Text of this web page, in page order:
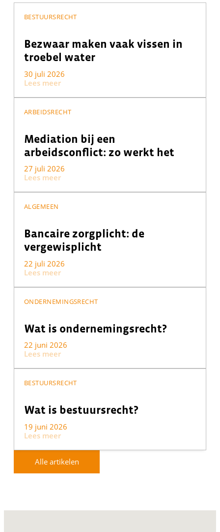
BESTUURSRECHT
Bezwaar maken vaak vissen in
troebel water
30 juli 2026
Lees meer
ARBEIDSRECHT
Mediation bij een
arbeidsconflict: zo werkt het
27 juli 2026
Lees meer
ALGEMEEN
Bancaire zorgplicht: de
vergewisplicht
22 juli 2026
Lees meer
ONDERNEMINGSRECHT
Wat is ondernemingsrecht?
22 juni 2026
Lees meer
BESTUURSRECHT
Wat is bestuursrecht?
19 juni 2026
Lees meer
Alle artikelen